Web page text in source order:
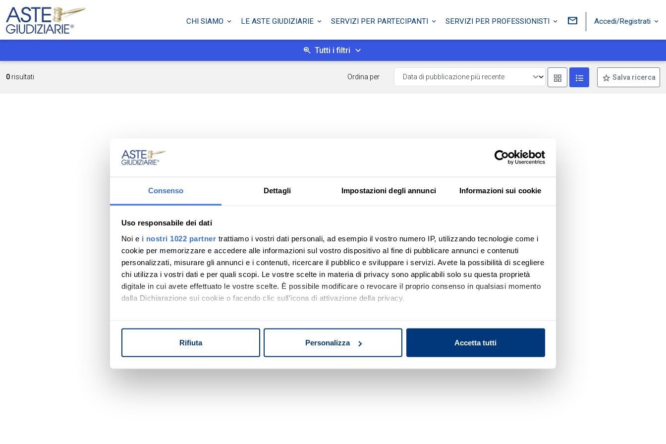
Consenso Dettagli Impostazioni degli annunci Informazioni sui cookie
Uso responsabile dei dati
Noi e i nostri 1022 partner trattiamo i vostri dati personali, ad esempio il vostro numero IP, utilizzando tecnologie come i
cookie per memorizzare e accedere alle informazioni sul vostro dispositivo al fine di pubblicare annunci e contenuti
personalizzati, misurare gli annunci e i contenuti, ricercare il pubblico e sviluppare i servizi. Avete la possibilità di scegliere
chi utilizza i vostri dati e per quali scopi. Le vostre scelte in materia di privacy sono applicabili solo su questa proprietà
digitale in cui avete effettuato le vostre scelte. È possibile modificare o revocare il proprio consenso in qualsiasi momento
dalla Dichiarazione sui cookie o facendo clic sull'icona di attivazione della privacy.
Identificare il tuo dispositivo, scansionandolo attivamente alla ricerca di caratteristiche specifiche (impronte
digitali).
Rifiuta Personalizza Accetta tutti
CHI SIAMO LE ASTE GIUDIZIARIE SERVIZI PER PARTECIPANTI SERVIZI PER PROFESSIONISTI Accedi/Registrati
Tutti i filtri
0 risultati Ordina per Mostra come box
Mostra come lista
Salva ricerca
Nessun risultato di ricerca
Prova a modificare o rimuovere alcuni filtri o
a cambiare l'area di ricerca.